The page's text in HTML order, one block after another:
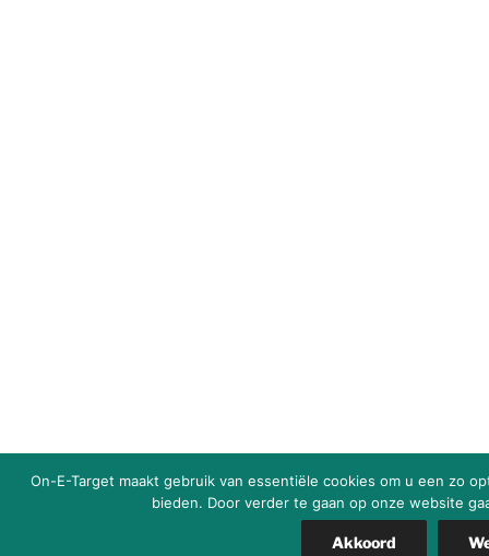
On-E-Target maakt gebruik van essentiële cookies om u een zo
bieden. Door verder te gaan op onze website
Akkoord